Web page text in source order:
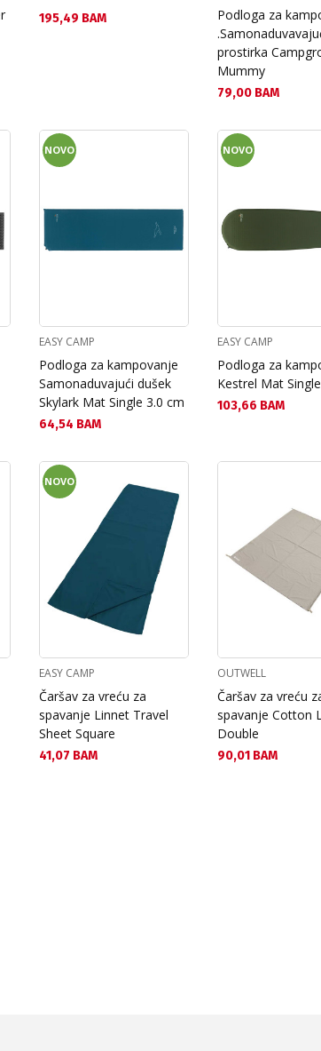
Текуща цена:
195,49 BAM
Podloga za
prostirka
Mummy
Текуща цена:
79,00 BAM
NOVO
EASY CAMP
Podloga za kampovanje
Samonaduvajući dušek
Skylark Mat Single 3.0 cm
Текуща цена:
64,54 BAM
NOVO
EASY CAMP
Podloga za
Kestrel Mat
Текуща цена:
103,66 BAM
NOVO
EASY CAMP
Čaršav za vreću za
spavanje Linnet Travel
Sheet Square
Текуща цена:
41,07 BAM
OUTWELL
Čaršav za vreću
spavanje Cotton
Double
Текуща цена:
90,01 BAM